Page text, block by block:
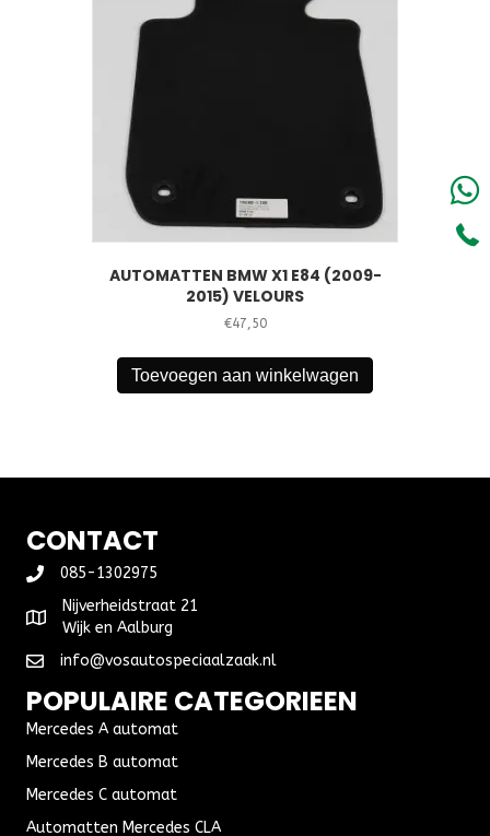
AUTOMATTEN BMW X1 E84 (2009-
2015) VELOURS
€47,50
Toevoegen aan winkelwagen
CONTACT
085-1302975
Nijverheidstraat 21
Wijk en Aalburg
info@vosautospeciaalzaak.nl
POPULAIRE CATEGORIEEN
Mercedes A automat
Mercedes B automat
Mercedes C automat
Automatten Mercedes CLA